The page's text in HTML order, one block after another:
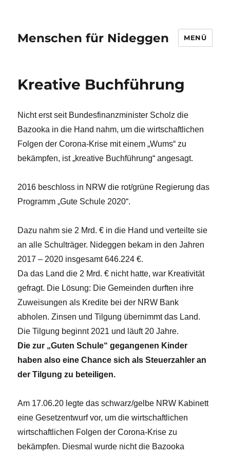
Menschen für Nideggen MENÜ
Kreative Buchführung
Nicht erst seit Bundesfinanzminister Scholz die
Bazooka in die Hand nahm, um die wirtschaftlichen
Folgen der Corona-Krise mit einem „Wums“ zu
bekämpfen, ist „kreative Buchführung“ angesagt.
2016 beschloss in NRW die rot/grüne Regierung das
Programm „Gute Schule 2020“.
Dazu nahm sie 2 Mrd. € in die Hand und verteilte sie
an alle Schulträger. Nideggen bekam in den Jahren
2017 – 2020 insgesamt 646.224 €.
Da das Land die 2 Mrd. € nicht hatte, war Kreativität
gefragt. Die Lösung: Die Gemeinden durften ihre
Zuweisungen als Kredite bei der NRW Bank
abholen. Zinsen und Tilgung übernimmt das Land.
Die Tilgung beginnt 2021 und läuft 20 Jahre.
Die zur „Guten Schule“ gegangenen Kinder
haben also eine Chance sich als Steuerzahler an
der Tilgung zu beteiligen.
Am 17.06.20 legte das schwarz/gelbe NRW Kabinett
eine Gesetzentwurf vor, um die wirtschaftlichen
wirtschaftlichen Folgen der Corona-Krise zu
bekämpfen. Diesmal wurde nicht die Bazooka